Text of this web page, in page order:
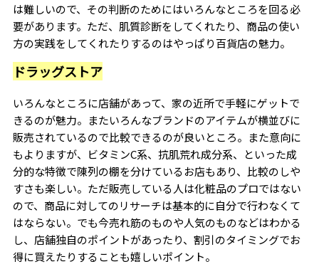
は難しいので、その判断のためにはいろんなところを回る必
要があります。ただ、肌質診断をしてくれたり、商品の使い
方の実践をしてくれたりするのはやっぱり百貨店の魅力。
ドラッグストア
いろんなところに店舗があって、家の近所で手軽にゲットで
きるのが魅力。またいろんなブランドのアイテムが横並びに
販売されているので比較できるのが良いところ。また意向に
もよりますが、ビタミンC系、抗肌荒れ成分系、といった成
分的な特徴で陳列の棚を分けているお店もあり、比較のしや
すさも楽しい。ただ販売している人は化粧品のプロではない
ので、商品に対してのリサーチは基本的に自分で行わなくて
はならない。でも今売れ筋のものや人気のものなどはわかる
し、店舗独自のポイントがあったり、割引のタイミングでお
得に買えたりすることも嬉しいポイント。